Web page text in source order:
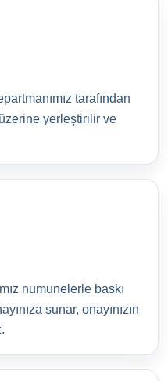
tarafından
yerleştirilir ve
numunelerle baskı
sunar, onayınızın